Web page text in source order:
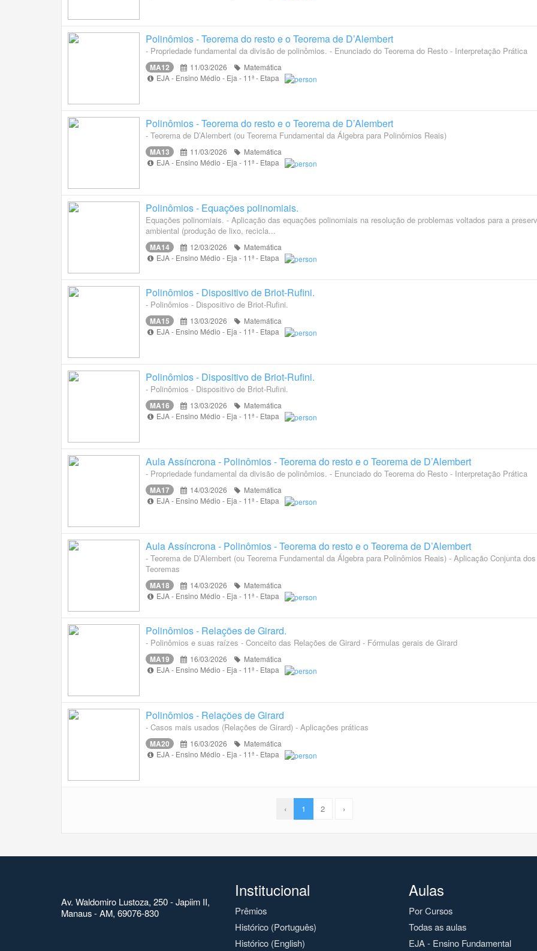
Polinômios - Teorema do resto e o Teorema de D’Alembert
- Propriedade fundamental da divisão de polinômios. - Enunciado do Teorema do Resto - Interpretação Prática
MA12 11/03/2026
Matemática
EJA - Ensino Médio - Eja - 11ª - Etapa
Polinômios - Teorema do resto e o Teorema de D’Alembert
- Teorema de D’Alembert (ou Teorema Fundamental da Álgebra para Polinômios Reais)
MA13 11/03/2026
Matemática
EJA - Ensino Médio - Eja - 11ª - Etapa
Polinômios - Equações polinomiais.
Equações polinomiais. - Aplicação das equações polinomiais na resolução de problemas voltados para a
ambiental (produção de lixo, recicla...
MA14 12/03/2026
Matemática
EJA - Ensino Médio - Eja - 11ª - Etapa
Polinômios - Dispositivo de Briot-Rufini.
- Polinômios - Dispositivo de Briot-Rufini.
MA15 13/03/2026
Matemática
EJA - Ensino Médio - Eja - 11ª - Etapa
Polinômios - Dispositivo de Briot-Rufini.
- Polinômios - Dispositivo de Briot-Rufini.
MA16 13/03/2026
Matemática
EJA - Ensino Médio - Eja - 11ª - Etapa
Aula Assíncrona - Polinômios - Teorema do resto e o Teorema de D’Alembert
- Propriedade fundamental da divisão de polinômios. - Enunciado do Teorema do Resto - Interpretação Prática
MA17 14/03/2026
Matemática
EJA - Ensino Médio - Eja - 11ª - Etapa
Aula Assíncrona - Polinômios - Teorema do resto e o Teorema de D’Alembert
- Teorema de D’Alembert (ou Teorema Fundamental da Álgebra para Polinômios Reais) - Aplicação Conjunta dos
Teoremas
MA18 14/03/2026
Matemática
EJA - Ensino Médio - Eja - 11ª - Etapa
Polinômios - Relações de Girard.
- Polinômios e suas raízes - Conceito das Relações de Girard - Fórmulas gerais de Girard
MA19 16/03/2026
Matemática
EJA - Ensino Médio - Eja - 11ª - Etapa
Polinômios - Relações de Girard
- Casos mais usados (Relações de Girard) - Aplicações práticas
MA20 16/03/2026
Matemática
EJA - Ensino Médio - Eja - 11ª - Etapa
‹ 1 2 ›
Av. Waldomiro Lustoza, 250 - Japiim II,
Manaus - AM, 69076-830
Institucional
Prêmios
Histórico (Português)
Histórico (English)
Aulas
Por Cursos
Todas as aulas
EJA - Ensino Fundamental